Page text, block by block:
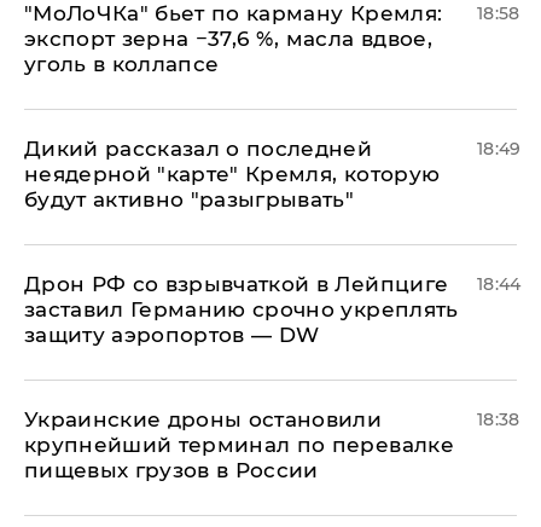
​"МоЛоЧКа" бьет по карману Кремля:
экспорт зерна −37,6 %, масла вдвое,
уголь в коллапсе
18:58
Дикий рассказал о последней
неядерной "карте" Кремля, которую
будут активно "разыгрывать"
18:49
​Дрон РФ со взрывчаткой в Лейпциге
заставил Германию срочно укреплять
защиту аэропортов — DW
18:44
Украинские дроны остановили
крупнейший терминал по перевалке
пищевых грузов в России
18:38